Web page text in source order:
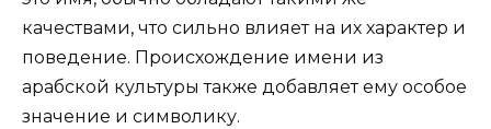
качествами, что сильно влияет на их характер и
поведение. Происхождение имени из
арабской культуры также добавляет ему особое
значение и символику.